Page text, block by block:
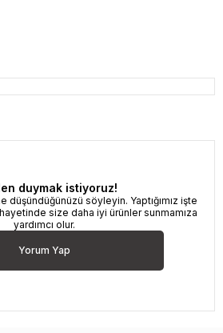
duymak istiyoruz!
düşündüğünüzü söyleyin. Yaptığımız işte
size daha iyi ürünler sunmamıza
yardımcı olur.
Yorum Yap